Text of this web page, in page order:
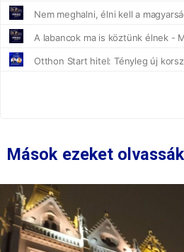
Mások ezeket olvassák